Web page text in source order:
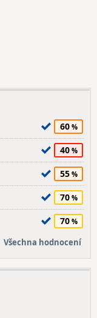
60
40
55
70
70
Všechna hodnocení